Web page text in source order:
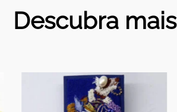
Descubra mais